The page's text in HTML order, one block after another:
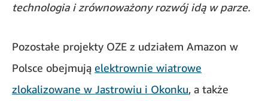
technologia i zrównoważony rozwój idą w parze.
Pozostałe projekty OZE z udziałem Amazon w
Polsce obejmują elektrownie wiatrowe
zlokalizowane w Jastrowiu i Okonku, a także